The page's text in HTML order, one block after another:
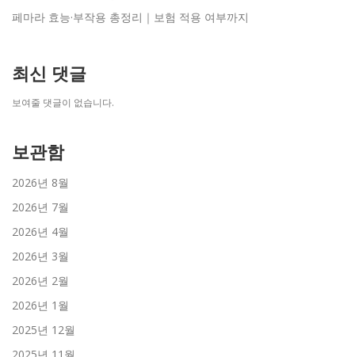
페마라 효능·부작용 총정리｜보험 적용 여부까지
최신 댓글
보여줄 댓글이 없습니다.
보관함
2026년 8월
2026년 7월
2026년 4월
2026년 3월
2026년 2월
2026년 1월
2025년 12월